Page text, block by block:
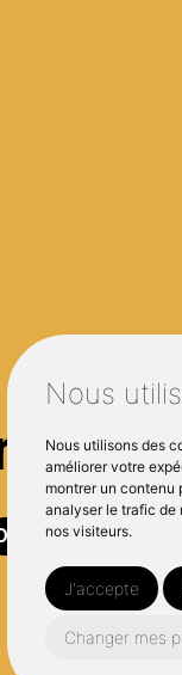
Nous
Nous utilisons des
améliorer votre
montrer un contenu
analyser le trafic de
nos visiteurs.
J'accepte
Changer mes
de :
Bruz